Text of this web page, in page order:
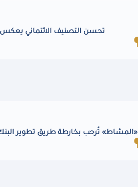
تحسن التصنيف الائتماني يعكس
«المشاط» تُرحب بخارطة طريق تطوير البنك